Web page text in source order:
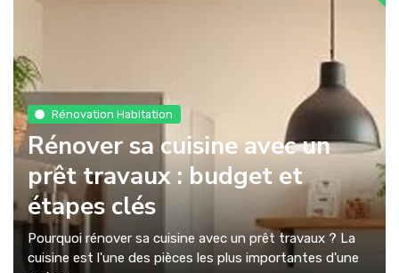
Rénovation Habitation
Rénover sa cuisine avec un
prêt travaux : budget et
étapes clés
Pourquoi rénover sa cuisine avec un prêt travaux ? La
cuisine est l'une des pièces les plus importantes d'une